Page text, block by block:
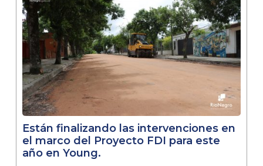
Están finalizando las intervenciones en
el marco del Proyecto FDI para este
año en Young.